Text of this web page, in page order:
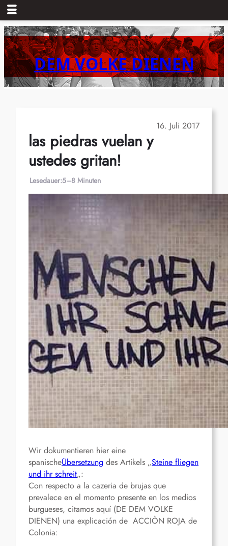
Zum
Inhalt
springenDEM VOLKE DIENEN
16. Juli 2017
las piedras vuelan y
ustedes gritan!
Lesedauer:5–8 Minuten
Wir dokumentieren hier eine
spanischeÜbersetzung des Artikels „Steine fliegen
und ihr schreit„:
Con respecto a la cazeria de brujas que
prevalece en el momento presente en los medios
burgueses, citamos aquí (DE DEM VOLKE
DIENEN) una explicación de ACCIÒN ROJA de
Colonia: